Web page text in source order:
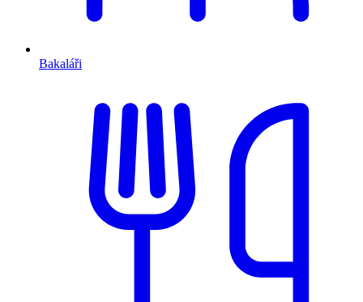
Bakaláři